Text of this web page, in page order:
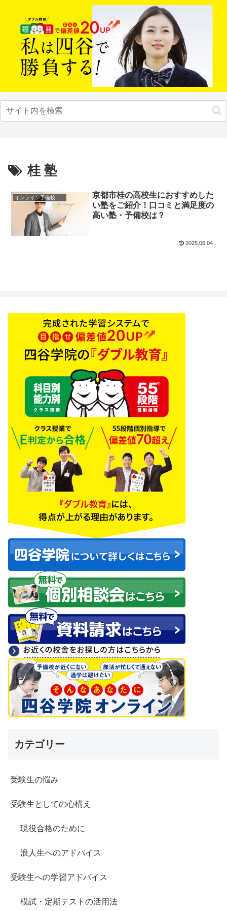
桂 塾
京都市桂の高校生におすすめした
い塾をご紹介！口コミと満足度の
高い塾・予備校は？
2025.06.04
カテゴリー
受験生の悩み
受験生としての心構え
現役合格のために
浪人生へのアドバイス
受験生への学習アドバイス
模試・定期テストの活用法